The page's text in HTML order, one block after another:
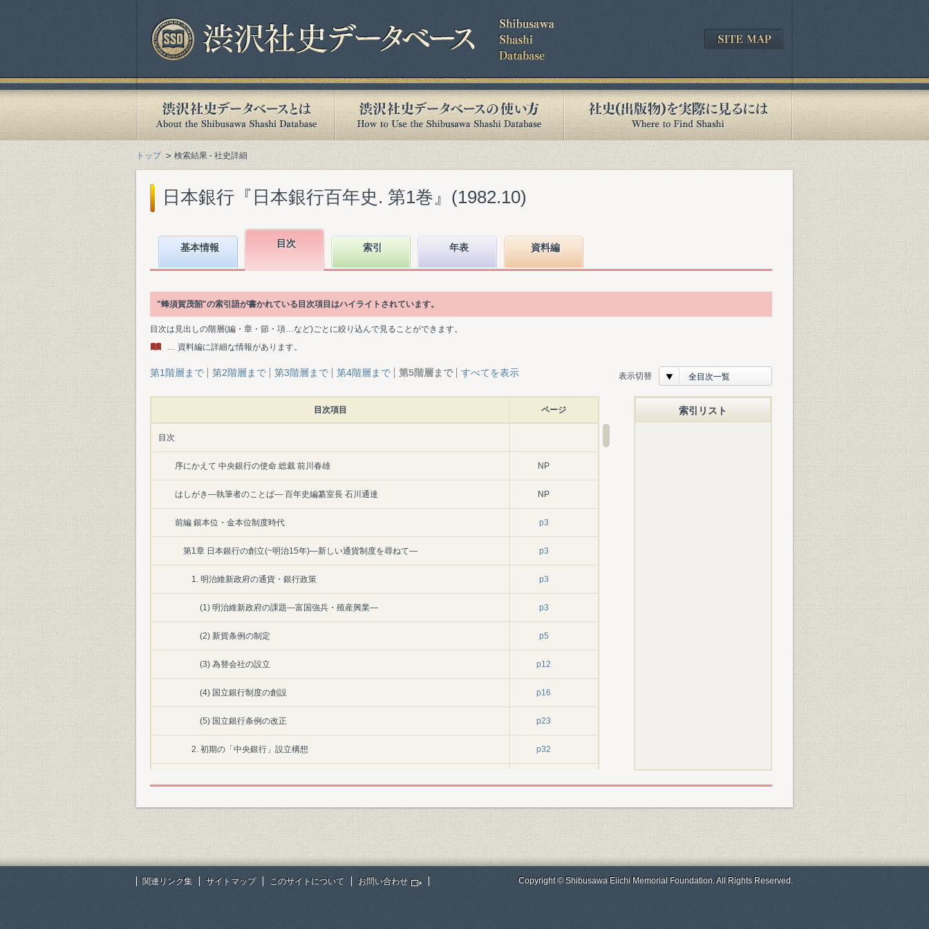
トップ 検索結果 - 社史詳細
日本銀行『日本銀行百年史. 第1巻』(1982.10)
基本情報 目次 索引 年表 資料編
"蜂須賀茂韶"の索引語が書かれている目次項目はハイライトされています。
目次は見出しの階層(編・章・節・項…など)ごとに絞り込んで見ることができます。
… 資料編に詳細な情報があります。
第1階層まで 第2階層まで 第3階層まで 第4階層まで 第5階層まで すべてを表示 表示切替 全目次一覧
目次項目 ページ
目次
序にかえて 中央銀行の使命 総裁 前川春雄 NP
はしがき―執筆者のことば― 百年史編纂室長 石川通達 NP
前編 銀本位・金本位制度時代 p3
第1章 日本銀行の創立(~明治15年)―新しい通貨制度を尋ねて― p3
1. 明治維新政府の通貨・銀行政策 p3
(1) 明治維新政府の課題―富国強兵・殖産興業― p3
(2) 新貨条例の制定 p5
(3) 為替会社の設立 p12
(4) 国立銀行制度の創設 p16
(5) 国立銀行条例の改正 p23
2. 初期の「中央銀行」設立構想 p32
(2) A.A.シャンドの中央銀行設立論 p38
(3) ウイズニエブスキー公の「日本帝国銀行設立願書」 p45
(4) 田口卯吉の中央銀行設立論 p47
索引リスト
関連リンク集 サイトマップ このサイトについて お問い合わせ Copyright © Shibusawa Eiichi Memorial Foundation. All Rights Reserved.